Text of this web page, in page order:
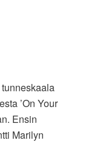
’On Your
Ensin
Marilyn